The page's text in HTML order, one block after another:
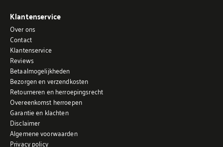
Klantenservice
Over ons
Contact
Klantenservice
Reviews
Betaalmogelijkheden
Bezorgen en verzendkosten
Retourneren en herroepingsrecht
Overeenkomst herroepen
Garantie en klachten
Disclaimer
Algemene voorwaarden
Privacy policy